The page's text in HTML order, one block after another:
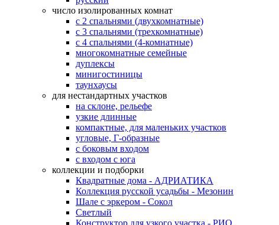
число изолированных комнат
с 2 спальнями (двухкомнатные)
с 3 спальнями (трехкомнатные)
с 4 спальнями (4-комнатные)
многокомнатные семейные
дуплексы
минигостиницы
таунхаусы
для нестандартных участков
на склоне, рельефе
узкие длинные
компактные, для маленьких участков
угловые, Г-образные
с боковым входом
с входом с юга
коллекции и подборки
Квадратные дома - АДРИАТИКА
Коллекция русской усадьбы - Мезонин
Шале с эркером - Сокол
Светлый
Конструктор для узкого участка - РИО